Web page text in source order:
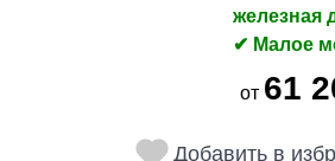
железная
✔ Малое
от 61
Добавить в